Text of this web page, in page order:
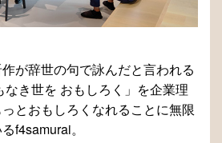
が辞世の句で詠んだと言われる
なき世を おもしろく」を企業理
とおもしろくなれることに無限
f4samurai。